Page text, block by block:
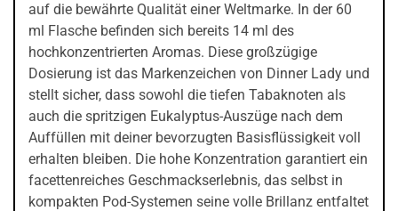
auf die bewährte Qualität einer Weltmarke. In der 60
ml Flasche befinden sich bereits 14 ml des
hochkonzentrierten Aromas. Diese großzügige
Dosierung ist das Markenzeichen von Dinner Lady und
stellt sicher, dass sowohl die tiefen Tabaknoten als
auch die spritzigen Eukalyptus-Auszüge nach dem
Auffüllen mit deiner bevorzugten Basisflüssigkeit voll
erhalten bleiben. Die hohe Konzentration garantiert ein
facettenreiches Geschmackserlebnis, das selbst in
kompakten Pod-Systemen seine volle Brillanz entfaltet